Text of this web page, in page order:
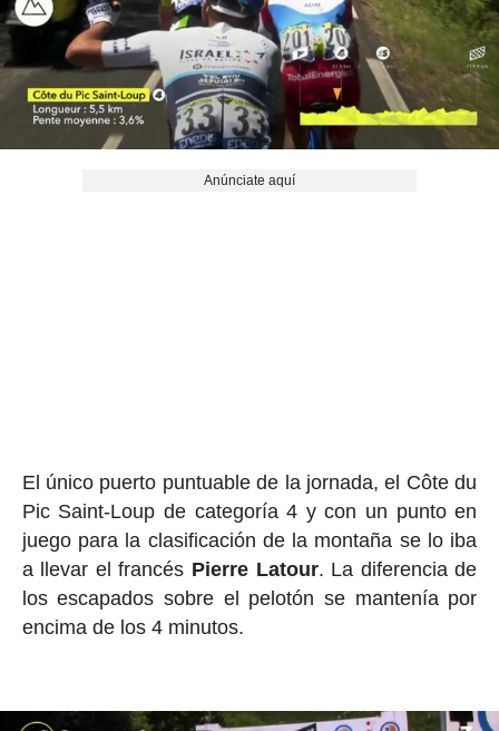
Anúnciate aquí
El único puerto puntuable de la jornada, el Côte du
Pic Saint-Loup de categoría 4 y con un punto en
juego para la clasificación de la montaña se lo iba
a llevar el francés Pierre Latour. La diferencia de
los escapados sobre el pelotón se mantenía por
encima de los 4 minutos.